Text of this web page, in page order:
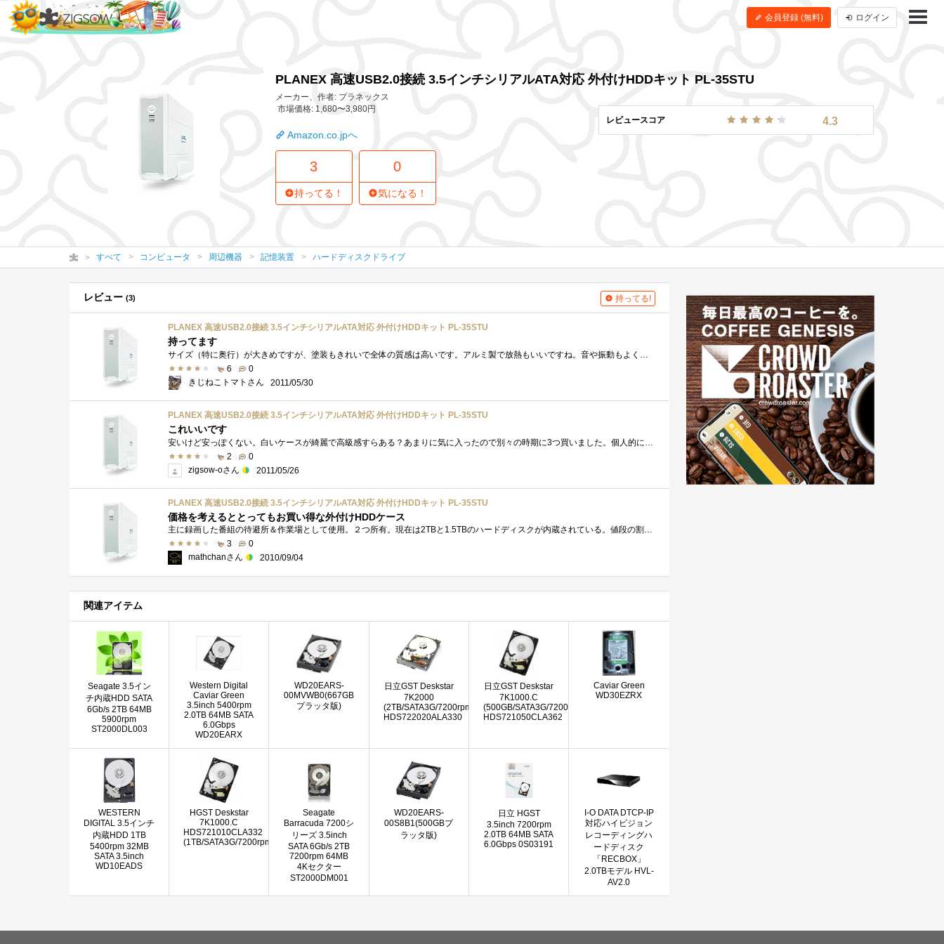
会員登録 (無料) ログイン
レビュースコア 4.3
PLANEX 高速USB2.0接続 3.5インチシリアルATA対応 外付けHDDキット PL-35STU
メーカー、作者: プラネックス
市場価格: 1,680〜3,980円
Amazon.co.jpへ
3
持ってる！
0
気になる！
すべて コンピュータ 周辺機器 記憶装置 ハードディスクドライブ
レビュー (3) 持ってる!
PLANEX 高速USB2.0接続 3.5インチシリアルATA対応 外付けHDDキット PL-35STU
持ってます
サイズ（特に奥行）が大きめですが、塗装もきれいで全体の質感は高いです。アルミ製で放熱もいいですね。音や振動もよく抑えられています。�...
6
0
きじねこトマトさん
2011/05/30
PLANEX 高速USB2.0接続 3.5インチシリアルATA対応 外付けHDDキット PL-35STU
これいいです
安いけど安っぽくない。白いケースが綺麗で高級感すらある？あまりに気に入ったので別々の時期に3つ買いました。個人的には中の滑り止めがき�...
2
0
zigsow-oさん
2011/05/26
PLANEX 高速USB2.0接続 3.5インチシリアルATA対応 外付けHDDキット PL-35STU
価格を考えるととってもお買い得な外付けHDDケース
主に録画した番組の待避所＆作業場として使用。２つ所有。現在は2TBと1.5TBのハードディスクが内蔵されている。値段の割には作りがしっかりとし...
3
0
mathchanさん
2010/09/04
関連アイテム
Seagate 3.5イン
チ内蔵HDD SATA
6Gb/s 2TB 64MB
5900rpm
ST2000DL003
Western Digital
Caviar Green
3.5inch 5400rpm
2.0TB 64MB SATA
6.0Gbps
WD20EARX
WD20EARS-
00MVWB0(667GB
プラッタ版)
日立GST Deskstar
7K2000
(2TB/SATA3G/7200rpm/32MB)
HDS722020ALA330
日立GST Deskstar
7K1000.C
(500GB/SATA3G/7200rpm/16MB)
HDS721050CLA362
Caviar Green
WD30EZRX
WESTERN
DIGITAL 3.5インチ
内蔵HDD 1TB
5400rpm 32MB
SATA 3.5inch
WD10EADS
HGST Deskstar
7K1000.C
HDS721010CLA332
(1TB/SATA3G/7200rpm/32MB)
Seagate
Barracuda 7200シ
リーズ 3.5inch
SATA 6Gb/s 2TB
7200rpm 64MB
4Kセクター
ST2000DM001
WD20EARS-
00S8B1(500GBプ
ラッタ版)
日立 HGST
3.5inch 7200rpm
2.0TB 64MB SATA
6.0Gbps 0S03191
I-O DATA DTCP-IP
対応ハイビジョン
レコーディングハ
ードディスク
「RECBOX」
2.0TBモデル HVL-
AV2.0